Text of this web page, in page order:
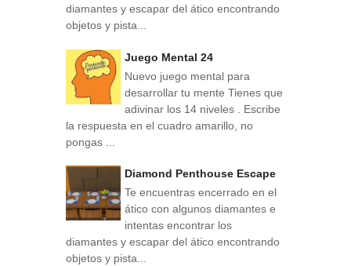
diamantes y escapar del ático encontrando
objetos y pista...
Juego Mental 24
Nuevo juego mental para
desarrollar tu mente Tienes que
adivinar los 14 niveles . Escribe
la respuesta en el cuadro amarillo, no
pongas ...
Diamond Penthouse Escape
Te encuentras encerrado en el
ático con algunos diamantes e
intentas encontrar los
diamantes y escapar del ático encontrando
objetos y pista...